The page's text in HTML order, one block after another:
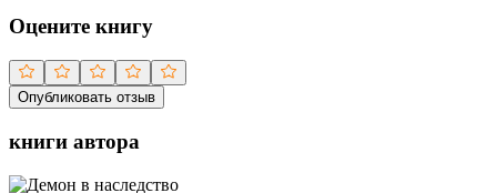
Оцените книгу
Опубликовать отзыв
книги автора